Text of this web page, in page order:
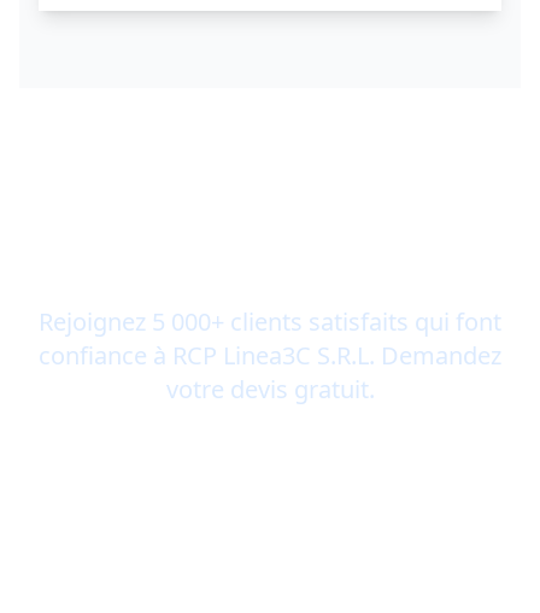
Rejoignez 5 000+ clients satisfaits qui font
confiance à RCP Linea3C S.R.L. Demandez
votre devis gratuit.